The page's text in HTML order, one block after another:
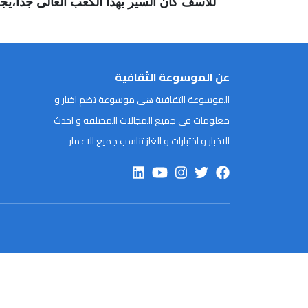
عن الموسوعة الثقافية
الموسوعة الثقافية هى موسوعة تضم اخبار و
معلومات فى جميع المجالات المختلفة و احدث
الاخبار و اختبارات و الغاز تناسب جميع الاعمار